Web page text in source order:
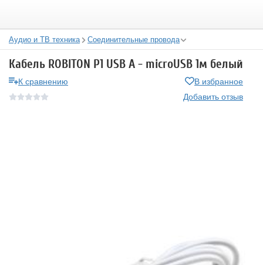
Аудио и ТВ техника Соединительные провода
Кабель ROBITON P1 USB A - microUSB 1м белый
К сравнению
В избранное
Добавить отзыв